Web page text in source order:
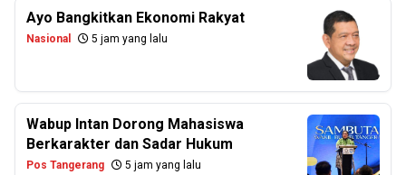
Ayo Bangkitkan Ekonomi Rakyat
Nasional 5 jam yang lalu
Wabup Intan Dorong Mahasiswa
Berkarakter dan Sadar Hukum
Pos Tangerang 5 jam yang lalu